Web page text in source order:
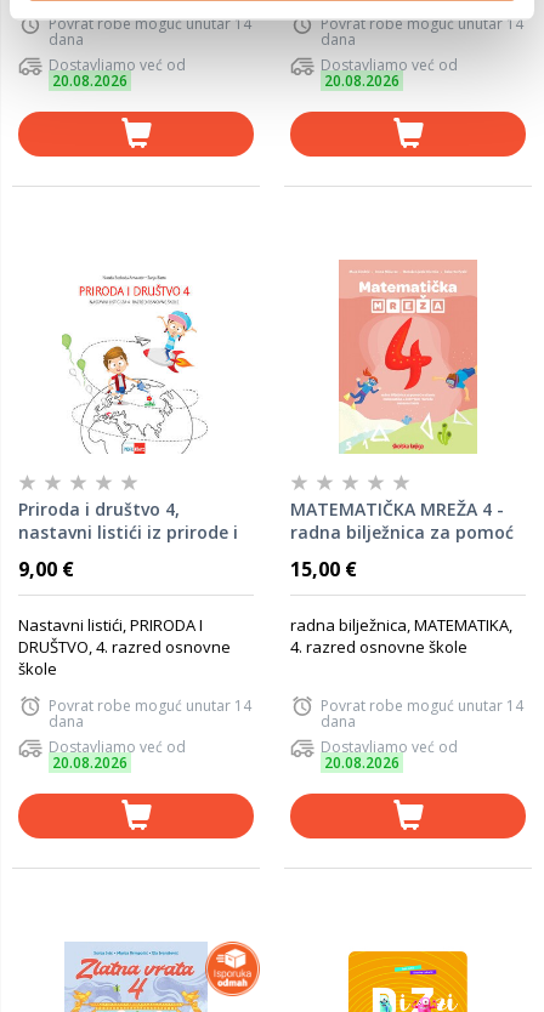
Povrat robe moguć unutar 14
dana
Dostavljamo već od
20.08.2026
Povrat robe moguć unutar 14
dana
Dostavljamo već od
20.08.2026
Priroda i društvo 4,
nastavni listići iz prirode i
osnovne škole
9,00 €
Nastavni listići, PRIRODA I
DRUŠTVO, 4. razred osnovne
škole
Povrat robe moguć unutar 14
dana
Dostavljamo već od
20.08.2026
MATEMATIČKA MREŽA 4 -
radna bilježnica za pomoć
četvrtom razredu osnovne
škole
15,00 €
radna bilježnica, MATEMATIKA,
4. razred osnovne škole
Povrat robe moguć unutar 14
dana
Dostavljamo već od
20.08.2026